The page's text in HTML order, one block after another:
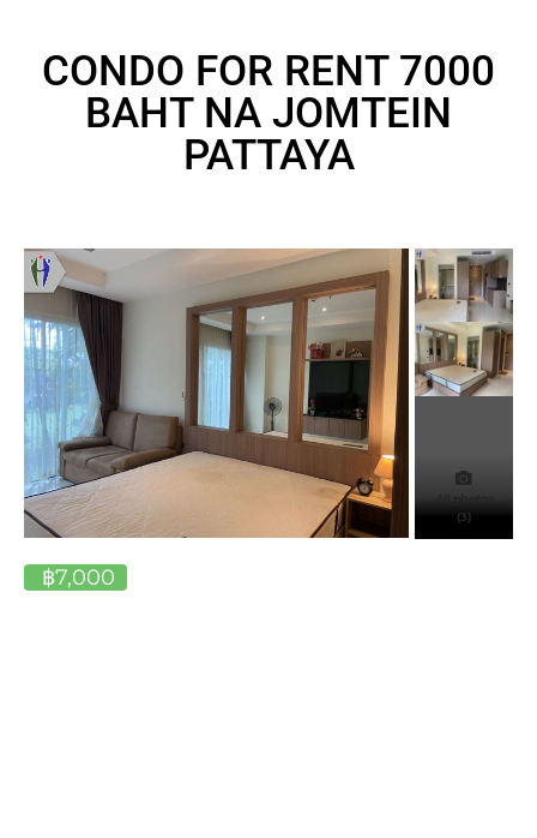
CONDO FOR RENT 7000
BAHT NA JOMTEIN
PATTAYA
(3)
฿7,000